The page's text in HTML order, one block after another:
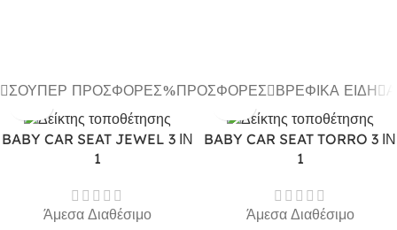
ΣΟΎΠΕΡ ΠΡΟΣΦΟΡΈΣ ΠΡΟΣΦΟΡΈΣ ΒΡΕΦΙΚΆ ΕΊΔΗ
BABY CAR SEAT JEWEL 3 ΙΝ
1
Άμεσα Διαθέσιμο
BABY CAR SEAT TORRO 3 ΙΝ
1
Άμεσα Διαθέσιμο